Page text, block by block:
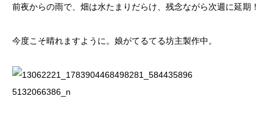
前夜からの雨で、畑は水たまりだらけ、残念ながら次週に延期！
今度こそ晴れますように。娘がてるてる坊主製作中。